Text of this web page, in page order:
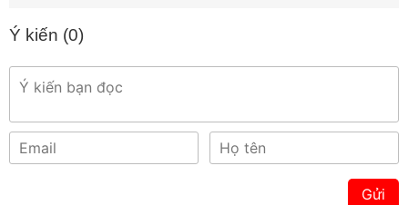
Ý kiến (0)
Gửi